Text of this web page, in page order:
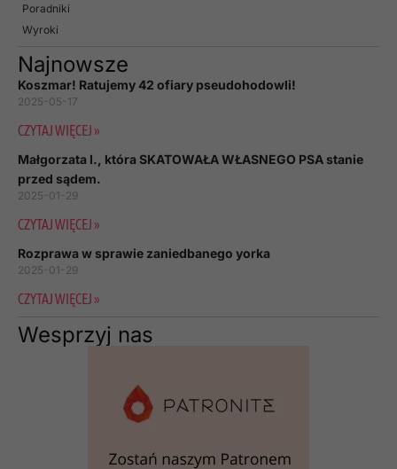
Poradniki
Wyroki
Najnowsze
Koszmar! Ratujemy 42 ofiary pseudohodowli!
2025-05-17
CZYTAJ WIĘCEJ »
Małgorzata I., która SKATOWAŁA WŁASNEGO PSA stanie
przed sądem.
2025-01-29
CZYTAJ WIĘCEJ »
Rozprawa w sprawie zaniedbanego yorka
2025-01-29
CZYTAJ WIĘCEJ »
Wesprzyj nas